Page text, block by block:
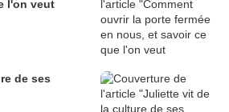
l'on veut
de ses